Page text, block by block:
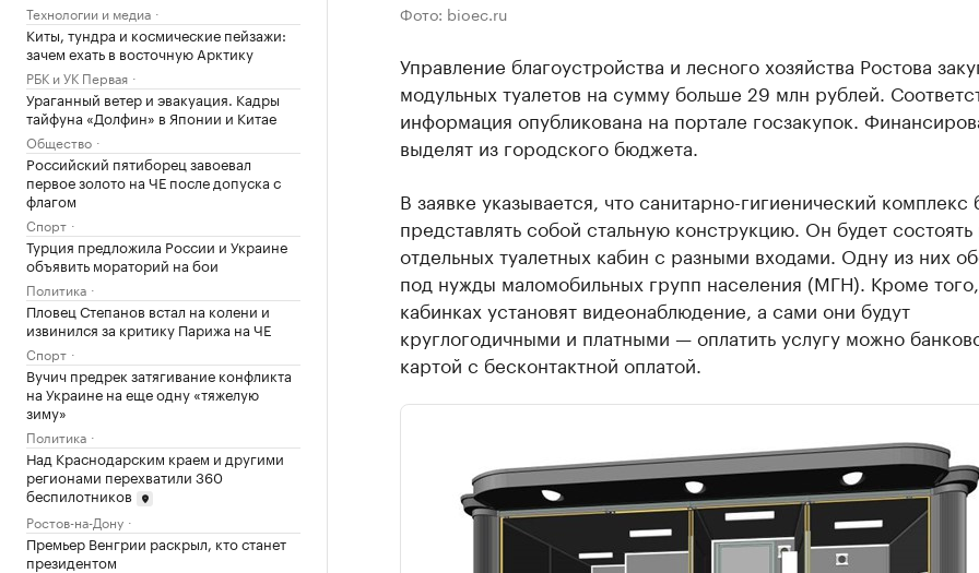
Технологии и медиа
Киты, тундра и космические пейзажи:
зачем ехать в восточную Арктику
РБК и УК Первая
Ураганный ветер и эвакуация. Кадры
тайфуна «Долфин» в Японии и Китае
Общество
Российский пятиборец завоевал
первое золото на ЧЕ после допуска с
флагом
Спорт
Турция предложила России и Украине
объявить мораторий на бои
Политика
Пловец Степанов встал на колени и
извинился за критику Парижа на ЧЕ
Спорт
Вучич предрек затягивание конфликта
на Украине на еще одну «тяжелую
зиму»
Политика
Над Краснодарским краем и другими
регионами перехватили 360
беспилотников
Ростов-на-Дону
Премьер Венгрии раскрыл, кто станет
президентом
Фото: bioec.ru
Управление благоустройства и лесного хозяйства Ростова
модульных туалетов на сумму больше 29 млн рублей.
информация опубликована на портале госзакупок.
выделят из городского бюджета.
В заявке указывается, что санитарно-гигиенический комплекс
представлять собой стальную конструкцию. Он будет состоять
отдельных туалетных кабин с разными входами. Одну из них
под нужды маломобильных групп населения (МГН). Кроме
кабинках установят видеонаблюдение, а сами они будут
круглогодичными и платными — оплатить услугу можно
картой с бесконтактной оплатой.